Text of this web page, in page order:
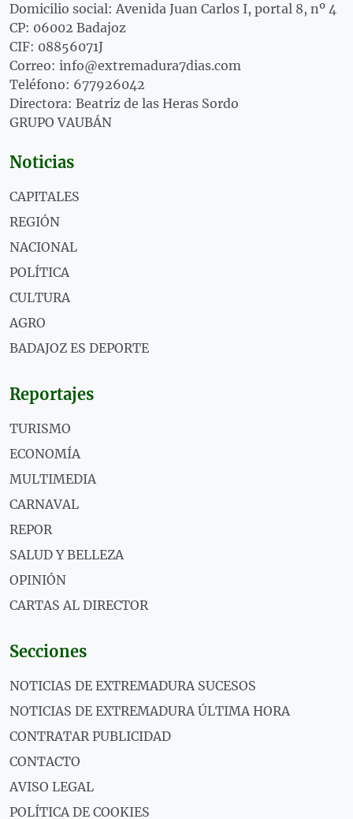
Domicilio social: Avenida Juan Carlos I, portal 8, nº 4
CP: 06002 Badajoz
CIF: 08856071J
Correo: info@extremadura7dias.com
Teléfono: 677926042
Directora: Beatriz de las Heras Sordo
GRUPO VAUBÁN
Noticias
CAPITALES
REGIÓN
NACIONAL
POLÍTICA
CULTURA
AGRO
BADAJOZ ES DEPORTE
Reportajes
TURISMO
ECONOMÍA
MULTIMEDIA
CARNAVAL
REPOR
SALUD Y BELLEZA
OPINIÓN
CARTAS AL DIRECTOR
Secciones
NOTICIAS DE EXTREMADURA SUCESOS
NOTICIAS DE EXTREMADURA ÚLTIMA HORA
CONTRATAR PUBLICIDAD
CONTACTO
AVISO LEGAL
POLÍTICA DE COOKIES